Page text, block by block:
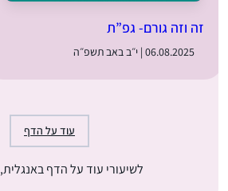
זה וזה גורם- גפ”ת
06.08.2025 | י״ב באב תשפ״ה
עוד על הדף
לשיעורי עוד על הדף באנגלית,